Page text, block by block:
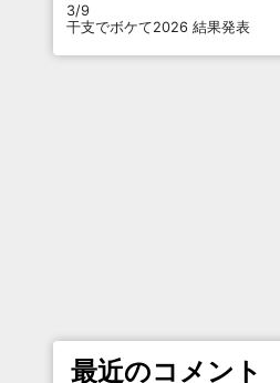
3/9
干支でボケて2026 結果発表
最近のコメント